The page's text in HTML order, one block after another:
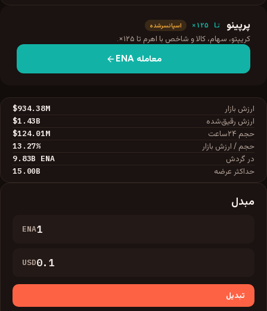
پرپینو تا ۱۲۵× اسپانسرشده
کریپتو، سهام، کالا و شاخص با اهرم تا ۱۲۵×.
معامله ENA
ارزش بازار $934.38M
ارزش رقیق‌شده $1.43B
حجم ۲۴ساعت $124.01M
حجم / ارزش بازار 13.27%
در گردش 9.83B ENA
حداکثر عرضه 15.00B
مبدل
ENA
USD
تبدیل